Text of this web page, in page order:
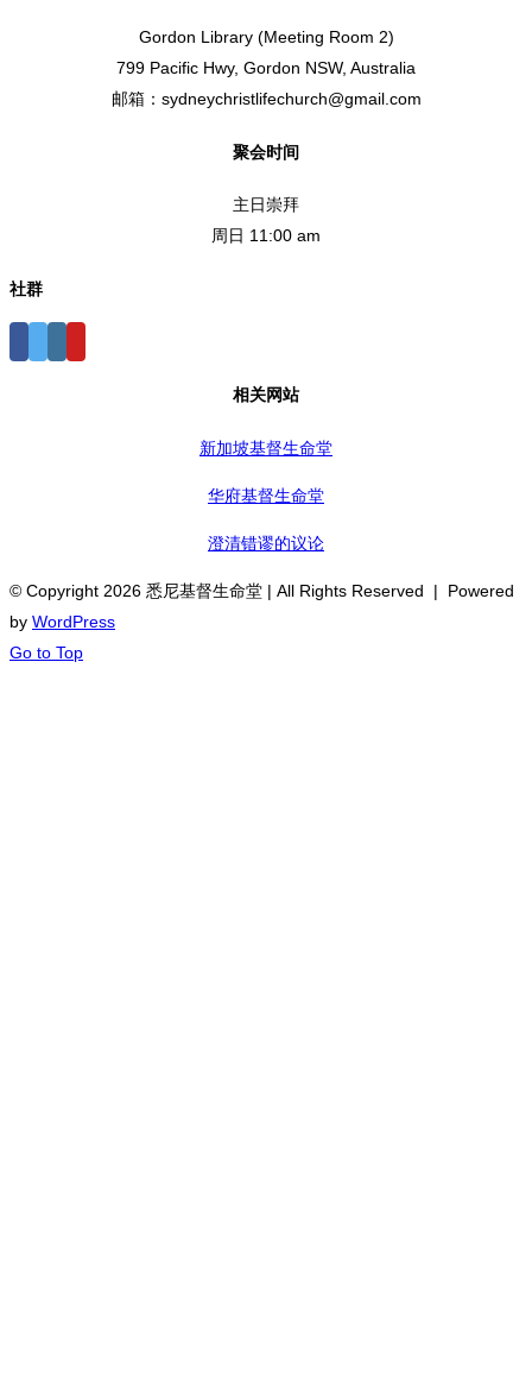
Gordon Library (Meeting Room 2)
799 Pacific Hwy, Gordon NSW, Australia
邮箱：sydneychristlifechurch@gmail.com
聚会时间
主日崇拜
周日 11:00 am
社群
相关网站
新加坡基督生命堂
华府基督生命堂
澄清错谬的议论
© Copyright 2026 悉尼基督生命堂 | All Rights Reserved | Powered
by WordPress
Go to Top